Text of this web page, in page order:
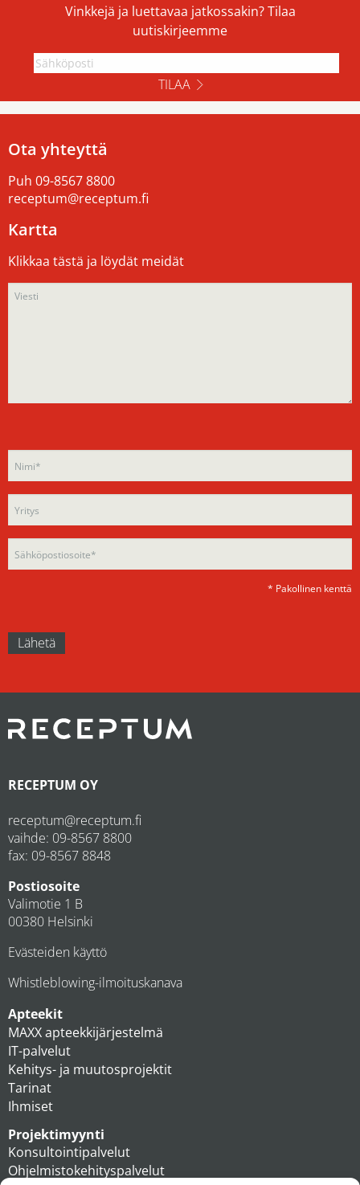
Vinkkejä ja luettavaa jatkossakin? Tilaa
uutiskirjeemme
TILAA
Ota yhteyttä
Puh 09-8567 8800
receptum@receptum.fi
Kartta
Klikkaa tästä ja löydät meidät
leave
this
empty.
Please
leave
this
field
empty.
* Pakollinen kenttä
RECEPTUM OY
receptum@receptum.fi
vaihde: 09-8567 8800
fax: 09-8567 8848
Postiosoite
Valimotie 1 B
00380 Helsinki
Evästeiden käyttö
Whistleblowing-ilmoituskanava
Apteekit
MAXX apteekkijärjestelmä
IT-palvelut
Kehitys- ja muutosprojektit
Tarinat
Ihmiset
Projektimyynti
Konsultointipalvelut
Ohjelmistokehityspalvelut